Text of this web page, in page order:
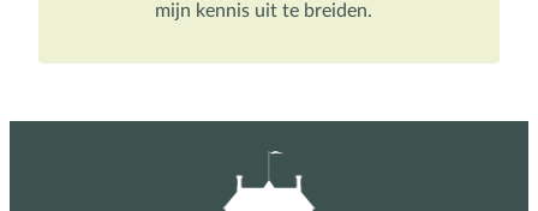
mijn kennis uit te breiden.